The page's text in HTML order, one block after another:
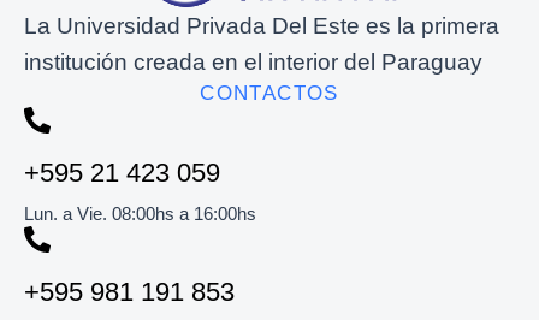
La Universidad Privada Del Este es la primera
institución creada en el interior del Paraguay
CONTACTOS
+595 21 423 059
Lun. a Vie. 08:00hs a 16:00hs
+595 981 191 853​